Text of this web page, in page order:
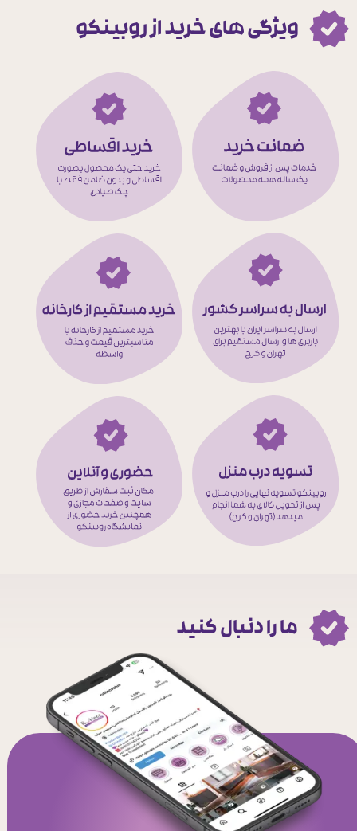
ویژگی های خرید از روبینکو
ما را دنبال کنید